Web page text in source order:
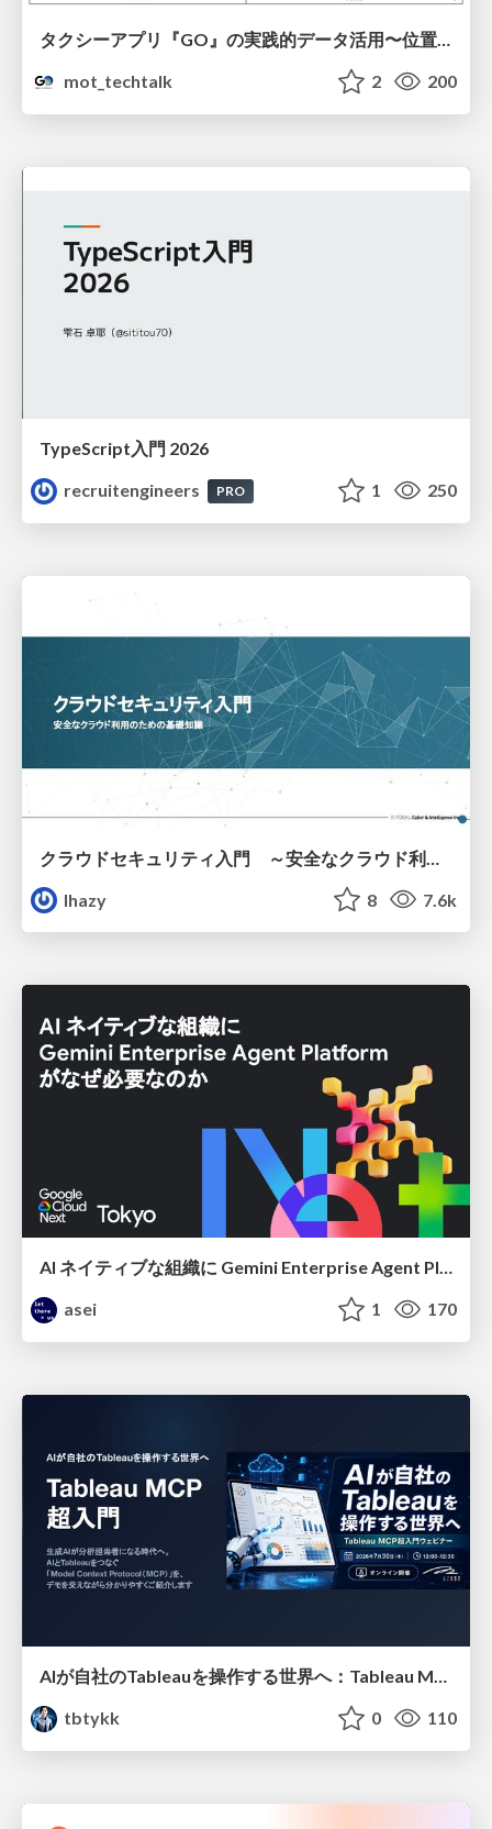
mot_techtalk
2 200
TypeScript入門 2026
recruitengineers
PRO 1 250
lhazy
8 7.6k
AI ネイティブな組織に Gemini Enterprise Agent Platform がなぜ必要なのか
asei
1 170
AIが自社のTableauを操作する世界へ：Tableau MCP超入門
tbtykk
0 110